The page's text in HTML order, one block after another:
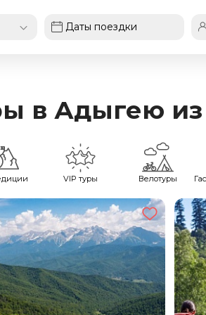
в Адыгею из
VIP туры Велотуры